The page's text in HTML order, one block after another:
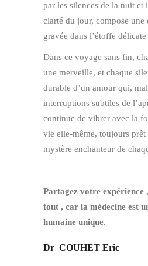
par les silences de la nuit et
clarté du jour, compose une
gravée dans l’étoffe
Dans ce voyage sans fin,
une merveille, et chaque
durable d’un amour qui,
interruptions subtiles de
continue de vibrer avec la
vie elle-même, toujours
mystère enchanteur de
Partagez votre expérience
tout , car la médecine est
humaine unique.
Dr COUHET Eric